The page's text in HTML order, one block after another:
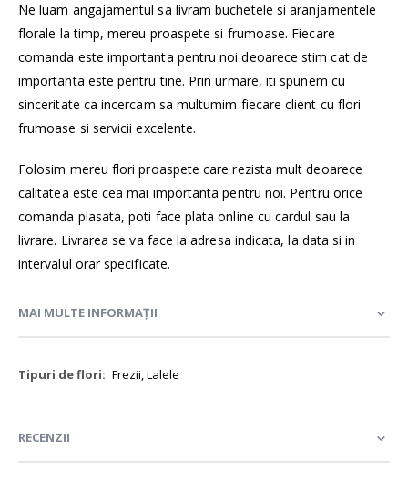
Ne luam angajamentul sa livram buchetele si aranjamentele
florale la timp, mereu proaspete si frumoase. Fiecare
comanda este importanta pentru noi deoarece stim cat de
importanta este pentru tine. Prin urmare, iti spunem cu
sinceritate ca incercam sa multumim fiecare client cu flori
frumoase si servicii excelente.
Folosim mereu flori proaspete care rezista mult deoarece
calitatea este cea mai importanta pentru noi. Pentru orice
comanda plasata, poti face plata online cu cardul sau la
livrare. Livrarea se va face la adresa indicata, la data si in
intervalul orar specificate.
MAI MULTE INFORMAȚII
Mai
Frezii, Lalele
RECENZII